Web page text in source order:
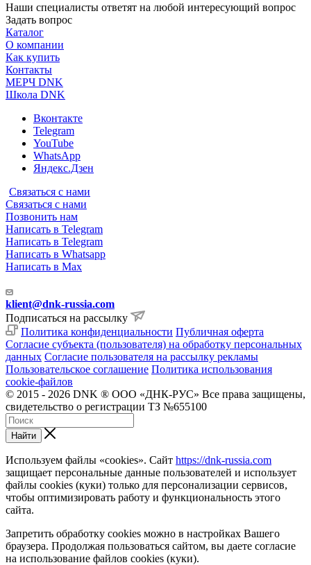
Наши специалисты ответят на любой интересующий вопрос
Задать вопрос
Каталог
О компании
Как купить
Контакты
МЕРЧ DNK
Школа DNK
Вконтакте
Telegram
YouTube
WhatsApp
Яндекс.Дзен
Связаться с нами
Связаться с нами
Позвонить нам
Написать в Telegram
Написать в Telegram
Написать в Whatsapp
Написать в Max
klient@dnk-russia.com
Подписаться на рассылку
Политика конфиденциальности Публичная оферта
Согласие субъекта (пользователя) на обработку персональных
данных Согласие пользователя на рассылку рекламы
Пользовательское соглашение Политика использования
cookie-файлов
© 2015 - 2026 DNK ® ООО «ДНК-РУС» Все права защищены,
свидетельство о регистрации ТЗ №655100
Найти
Используем файлы «cookies». Сайт https://dnk-russia.com
защищает персональные данные пользователей и использует
файлы cookies (куки) только для персонализации сервисов,
чтобы оптимизировать работу и функциональность этого
сайта.
Запретить обработку cookies можно в настройках Вашего
браузера. Продолжая пользоваться сайтом, вы даете согласие
на использование файлов cookies (куки).